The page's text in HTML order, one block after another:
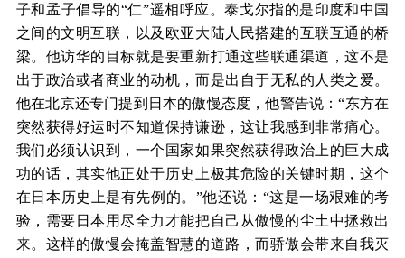
子和孟子倡导的“仁”遥相呼应。泰戈尔指的是印度和中国
之间的文明互联，以及欧亚大陆人民搭建的互联互通的桥
梁。他访华的目标就是要重新打通这些联通渠道，这不是
出于政治或者商业的动机，而是出自于无私的人类之爱。
他在北京还专门提到日本的傲慢态度，他警告说：“东方在
突然获得好运时不知道保持谦逊，这让我感到非常痛心。
我们必须认识到，一个国家如果突然获得政治上的巨大成
功的话，其实他正处于历史上极其危险的关键时期，这个
在日本历史上是有先例的。”他还说：“这是一场艰难的考
验，需要日本用尽全力才能把自己从傲慢的尘土中拯救出
来。这样的傲慢会掩盖智慧的道路，而骄傲会带来自我灭